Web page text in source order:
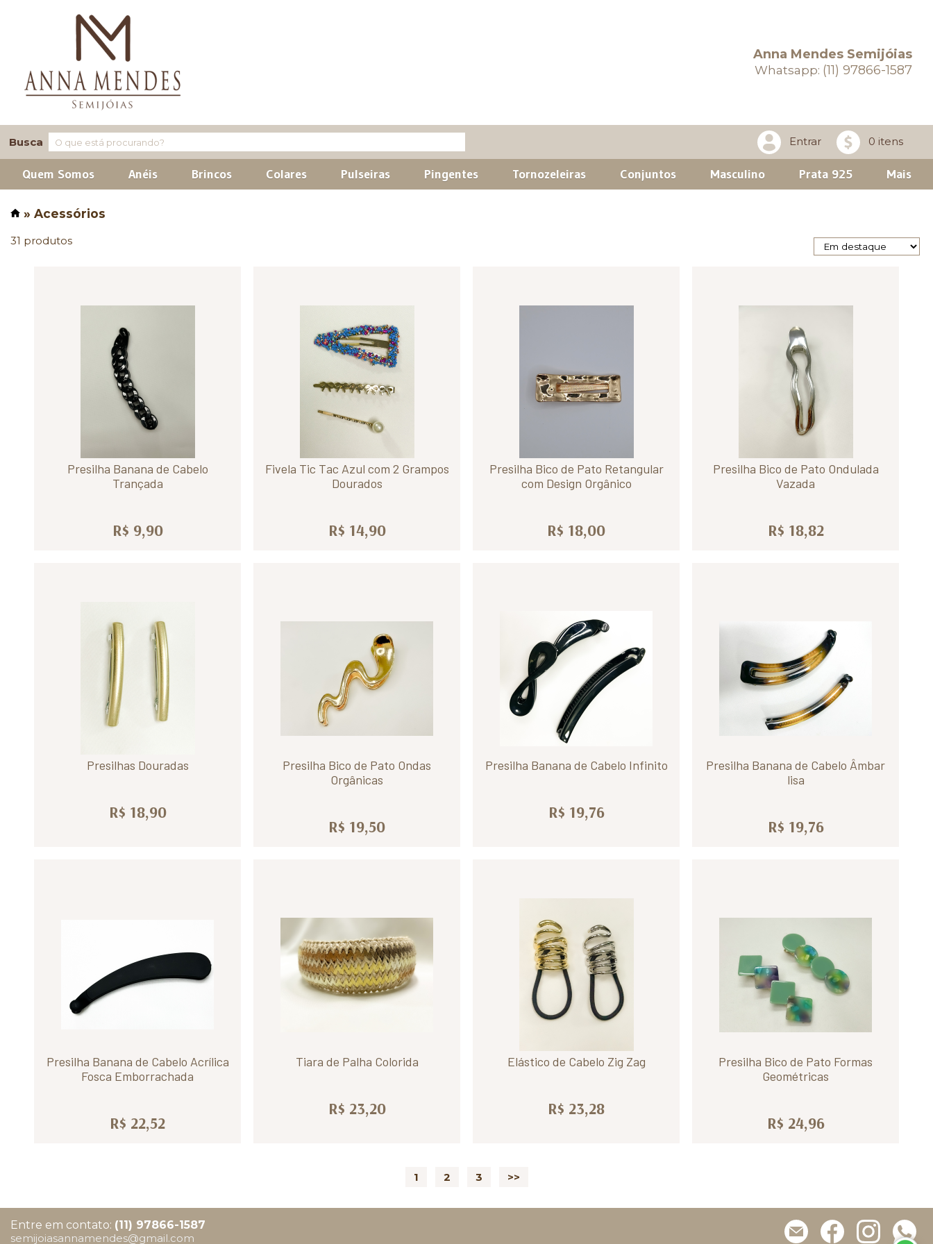
Anna Mendes Semijóias
Whatsapp: (11) 97866-1587
Busca Entrar 0 itens
Quem Somos Anéis Brincos Colares Pulseiras Pingentes Tornozeleiras Conjuntos Masculino Prata 925 Mais
» Acessórios
31 produtos
Presilha Banana de Cabelo
Trançada
R$ 9,90
Fivela Tic Tac Azul com 2 Grampos
Dourados
R$ 14,90
Presilha Bico de Pato Retangular
com Design Orgânico
R$ 18,00
Presilha Bico de Pato Ondulada
Vazada
R$ 18,82
Presilhas Douradas
R$ 18,90
Presilha Bico de Pato Ondas
Orgânicas
R$ 19,50
Presilha Banana de Cabelo Infinito
R$ 19,76
Presilha Banana de Cabelo Âmbar
lisa
R$ 19,76
Presilha Banana de Cabelo Acrílica
Fosca Emborrachada
R$ 22,52
Tiara de Palha Colorida
R$ 23,20
Elástico de Cabelo Zig Zag
R$ 23,28
Presilha Bico de Pato Formas
Geométricas
R$ 24,96
1 2 3 >>
Entre em contato: (11) 97866-1587
semijoiasannamendes@gmail.com